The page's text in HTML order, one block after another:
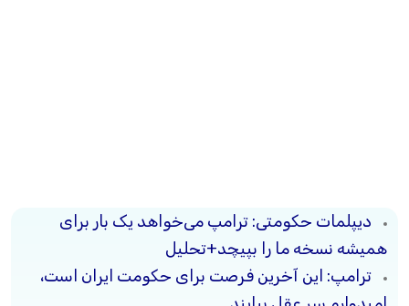
دیپلمات حکومتی: ترامپ می‌خواهد یک بار برای
همیشه نسخه ما را بپیچد+تحلیل
ترامپ: این آخرین فرصت برای حکومت ایران است،